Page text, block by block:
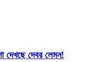
দেখছে দেবর লেমন!